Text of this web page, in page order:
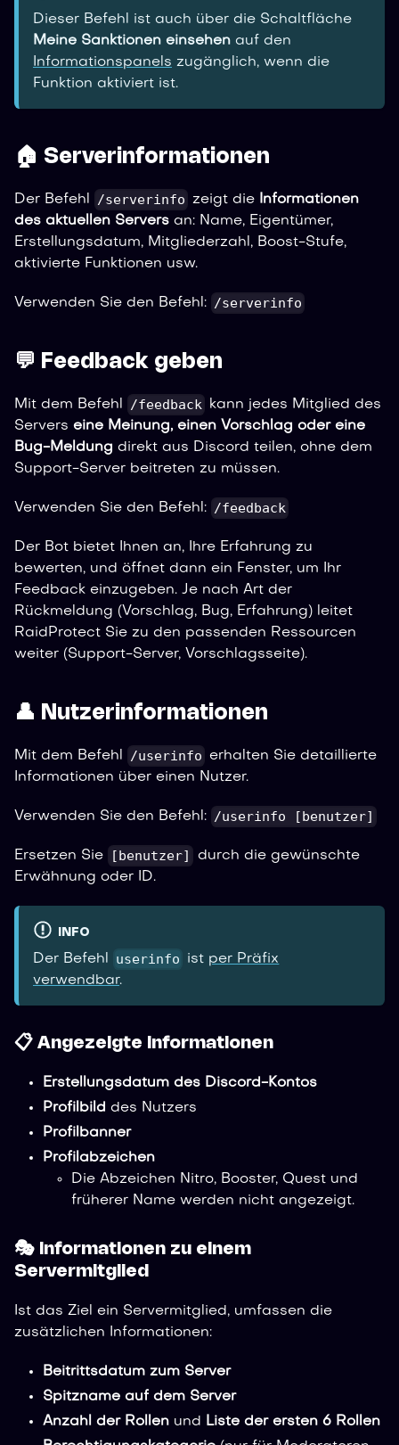
Dieser Befehl ist auch über die Schaltfläche
Meine Sanktionen einsehen auf den
Informationspanels zugänglich, wenn die
Funktion aktiviert ist.
🏠 Serverinformationen
Der Befehl /serverinfo zeigt die Informationen
des aktuellen Servers an: Name, Eigentümer,
Erstellungsdatum, Mitgliederzahl, Boost-Stufe,
aktivierte Funktionen usw.
Verwenden Sie den Befehl: /serverinfo
💬 Feedback geben
Mit dem Befehl /feedback kann jedes Mitglied des
Servers eine Meinung, einen Vorschlag oder eine
Bug-Meldung direkt aus Discord teilen, ohne dem
Support-Server beitreten zu müssen.
Verwenden Sie den Befehl: /feedback
Der Bot bietet Ihnen an, Ihre Erfahrung zu
bewerten, und öffnet dann ein Fenster, um Ihr
Feedback einzugeben. Je nach Art der
Rückmeldung (Vorschlag, Bug, Erfahrung) leitet
RaidProtect Sie zu den passenden Ressourcen
weiter (Support-Server, Vorschlagsseite).
👤 Nutzerinformationen
Mit dem Befehl /userinfo erhalten Sie detaillierte
Informationen über einen Nutzer.
Verwenden Sie den Befehl: /userinfo [benutzer]
Ersetzen Sie [benutzer]
durch die gewünschte
Erwähnung oder ID.
INFO
Der Befehl userinfo ist per Präfix
verwendbar.
📋 Angezeigte Informationen
Erstellungsdatum des Discord-Kontos
Profilbild des Nutzers
Profilbanner
Profilabzeichen
Die Abzeichen Nitro, Booster, Quest und
früherer Name werden nicht angezeigt.
🎭 Informationen zu einem
Servermitglied
Ist das Ziel ein Servermitglied, umfassen die
zusätzlichen Informationen:
Beitrittsdatum zum Server
Spitzname auf dem Server
Anzahl der Rollen und Liste der ersten 6 Rollen